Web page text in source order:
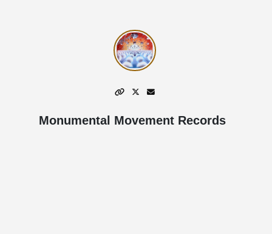
Monumental Movement Records